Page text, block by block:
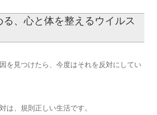
、心と体を整えるウイルス
を見つけたら、今度はそれを反対にしてい
は、規則正しい生活です。